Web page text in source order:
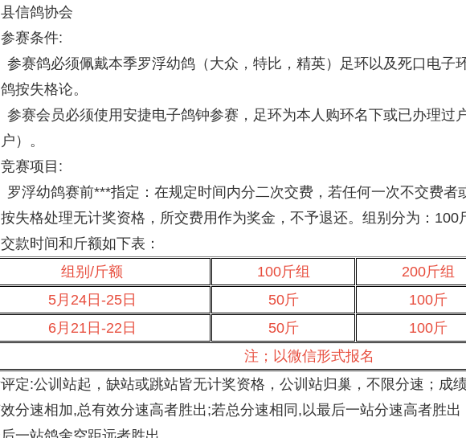
信鸽协会
参赛条件:
参赛鸽必须佩戴本季罗浮幼鸽（大众，特比，精英）足环以及死口电子
按失格论。
参赛会员必须使用安捷电子鸽钟参赛，足环为本人购环名下或已办理过
）。
赛项目:
罗浮幼鸽赛前***指定：在规定时间内分二次交费，若任何一次不交费者
失格处理无计奖资格，所交费用作为奖金，不予退还。组别分为：100
款时间和斤额如下表：
组别/斤额
100斤组 200斤组
5月24日-25日
50斤 100斤
6月21日-22日
50斤 100斤
注；以微信形式报名
定:公训站起，缺站或跳站皆无计奖资格，公训站归巢，不限分速；成
分速相加,总有效分速高者胜出;若总分速相同,以最后一站分速高者胜出